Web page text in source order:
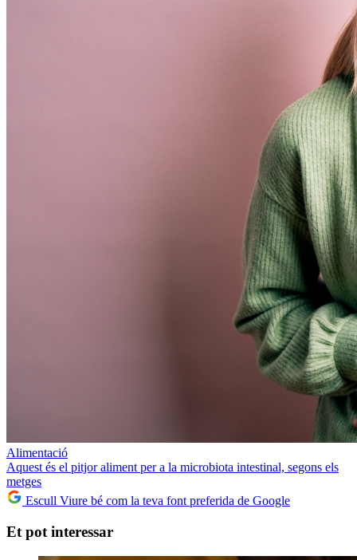
Alimentació
Aquest és el pitjor aliment per a la microbiota intestinal, segons els
metges
Escull Viure bé com la teva font preferida de Google
Et pot interessar